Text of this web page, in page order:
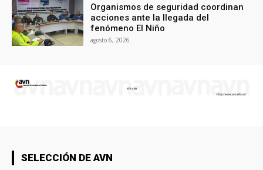
Organismos de seguridad coordinan
acciones ante la llegada del
fenómeno El Niño
agosto 6, 2026
SELECCIÓN DE AVN